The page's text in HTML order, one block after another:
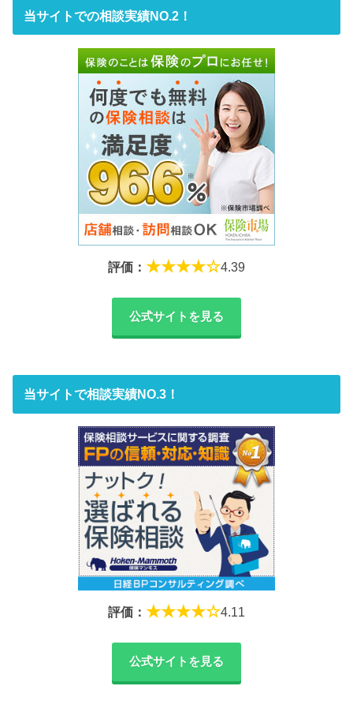
当サイトでの相談実績NO.2！
評価： ★★★★☆4.39
公式サイトを見る
当サイトで相談実績NO.3！
評価： ★★★★☆4.11
公式サイトを見る